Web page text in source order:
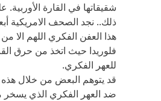
شقيقاتها في القارة
ذلك.. نجد الصحف الامريكية
هذا العفن الفكري اللهم الا
فلوريدا حيث اتخذ من حرق
للعهر الفكري.
قد يتوهم البعض من خلال هذه
ضد العهر الفكري الذي يسخر